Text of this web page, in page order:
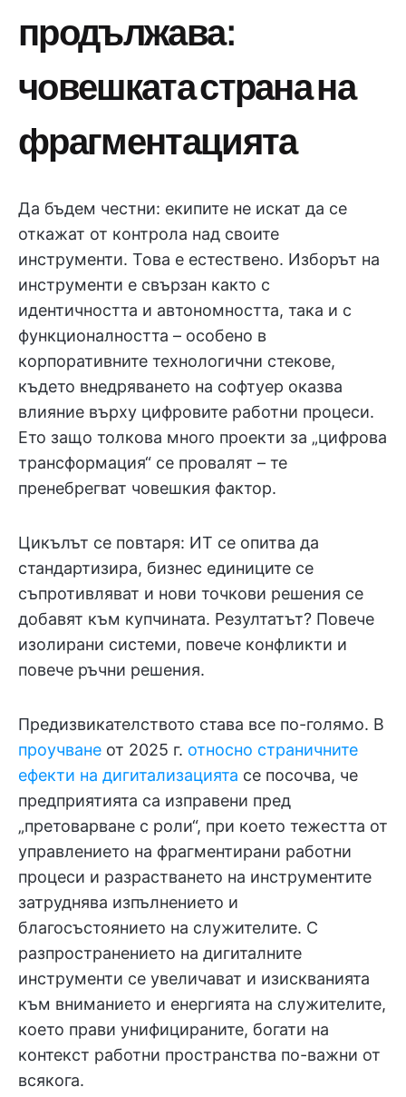
продължава:
човешката страна на
фрагментацията
Да бъдем честни: екипите не искат да се
откажат от контрола над своите
инструменти. Това е естествено. Изборът на
инструменти е свързан както с
идентичността и автономността, така и с
функционалността – особено в
корпоративните технологични стекове,
където внедряването на софтуер оказва
влияние върху цифровите работни процеси.
Ето защо толкова много проекти за „цифрова
трансформация“ се провалят – те
пренебрегват човешкия фактор.
Цикълът се повтаря: ИТ се опитва да
стандартизира, бизнес единиците се
съпротивляват и нови точкови решения се
добавят към купчината. Резултатът? Повече
изолирани системи, повече конфликти и
повече ръчни решения.
Предизвикателството става все по-голямо. В
проучване от 2025 г. относно страничните
ефекти на дигитализацията се посочва, че
предприятията са изправени пред
„претоварване с роли“, при което тежестта от
управлението на фрагментирани работни
процеси и разрастването на инструментите
затруднява изпълнението и
благосъстоянието на служителите. С
разпространението на дигиталните
инструменти се увеличават и изискванията
към вниманието и енергията на служителите,
което прави унифицираните, богати на
контекст работни пространства по-важни от
всякога.